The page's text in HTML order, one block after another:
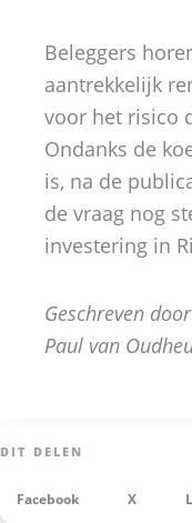
Beleggers
aantrekkelijk
voor het risico
Ondanks de
is, na de
de vraag nog
investering in
Geschreven
Paul van
Facebook X